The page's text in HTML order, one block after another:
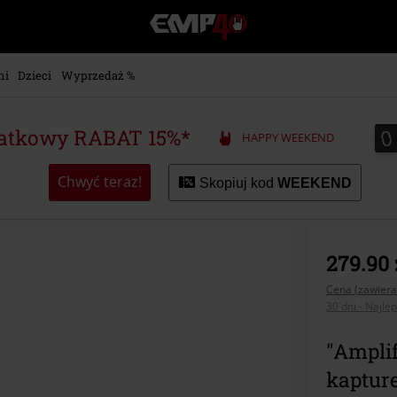
EMP
-
Merch
Seriali
Gier
Dzieci Wyprzedaż %
RABAT 15%* HAPPY WEEKEND 0
0
Chwyć teraz! Skopiuj kod WEEKEND
279.90
Cena
30 dni -